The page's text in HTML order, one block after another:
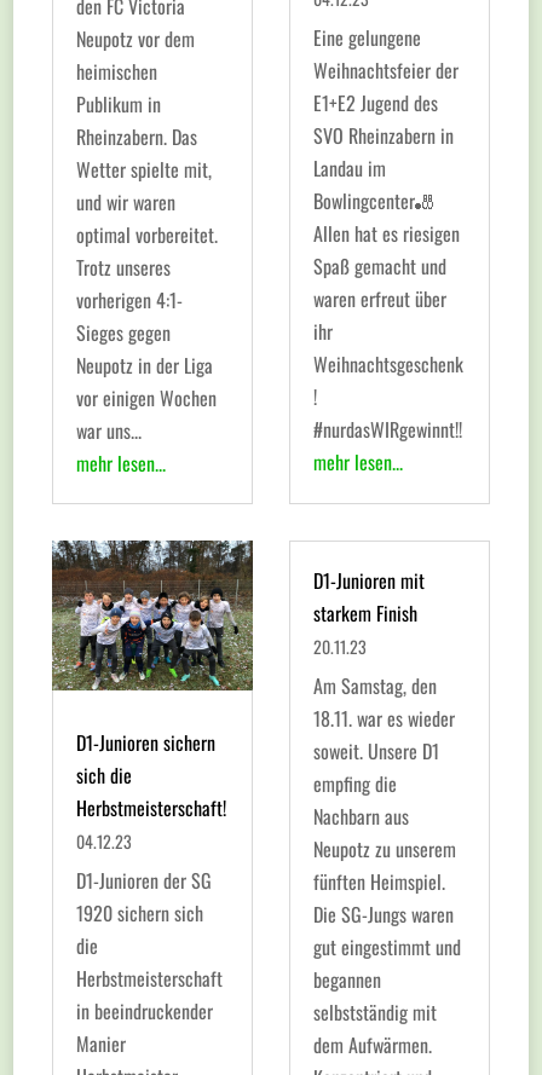
den FC Victoria
Neupotz vor dem
heimischen
Publikum in
Rheinzabern. Das
Wetter spielte mit,
und wir waren
optimal vorbereitet.
Trotz unseres
vorherigen 4:1-
Sieges gegen
Neupotz in der Liga
vor einigen Wochen
war uns...
mehr lesen...
Eine gelungene
Weihnachtsfeier der
E1+E2 Jugend des
SVO Rheinzabern in
Landau im
Bowlingcenter🎳
Allen hat es riesigen
Spaß gemacht und
waren erfreut über
ihr
Weihnachtsgeschenk
!
#nurdasWIRgewinnt!!
mehr lesen...
D1-Junioren sichern
sich die
Herbstmeisterschaft!
04.12.23
D1-Junioren der SG
1920 sichern sich
die
Herbstmeisterschaft
in beeindruckender
Manier
D1-Junioren mit
starkem Finish
20.11.23
Am Samstag, den
18.11. war es wieder
soweit. Unsere D1
empfing die
Nachbarn aus
Neupotz zu unserem
fünften Heimspiel.
Die SG-Jungs waren
gut eingestimmt und
begannen
selbstständig mit
dem Aufwärmen.